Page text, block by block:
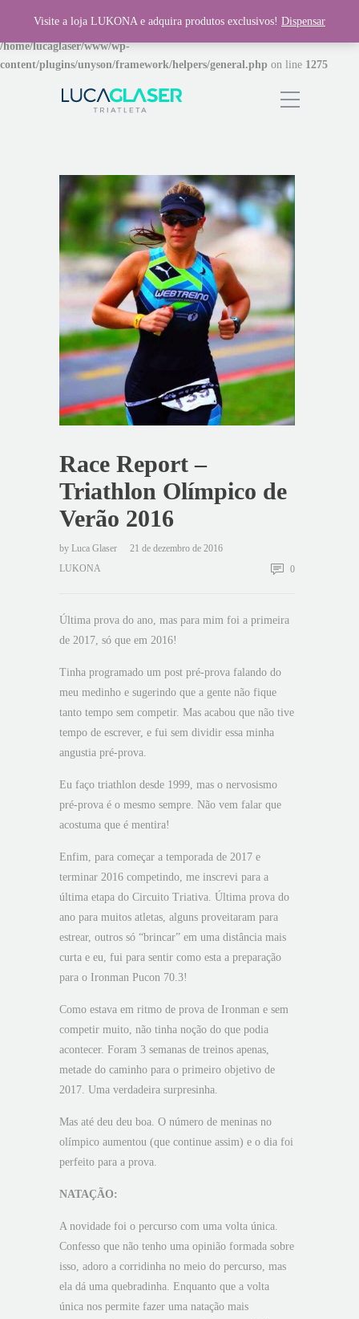
Warning: Invalid argument supplied for foreach() in
/home/lucaglaser/www/wp-
content/plugins/unyson/framework/helpers/general.php on line 1275
Race Report –
Triathlon Olímpico de
Verão 2016
by Luca Glaser
21 de dezembro de 2016
LUKONA
0
Última prova do ano, mas para mim foi a primeira
de 2017, só que em 2016!
Tinha programado um post pré-prova falando do
meu medinho e sugerindo que a gente não fique
tanto tempo sem competir. Mas acabou que não tive
tempo de escrever, e fui sem dividir essa minha
angustia pré-prova.
Eu faço triathlon desde 1999, mas o nervosismo
pré-prova é o mesmo sempre. Não vem falar que
acostuma que é mentira!
Enfim, para começar a temporada de 2017 e
terminar 2016 competindo, me inscrevi para a
última etapa do Circuito Triativa. Última prova do
ano para muitos atletas, alguns proveitaram para
estrear, outros só “brincar” em uma distância mais
curta e eu, fui para sentir como esta a preparação
para o Ironman Pucon 70.3!
Como estava em ritmo de prova de Ironman e sem
competir muito, não tinha noção do que podia
acontecer. Foram 3 semanas de treinos apenas,
metade do caminho para o primeiro objetivo de
2017. Uma verdadeira surpresinha.
Mas até deu deu boa. O número de meninas no
olímpico aumentou (que continue assim) e o dia foi
perfeito para a prova.
NATAÇÃO:
A novidade foi o percurso com uma volta única.
Confesso que não tenho uma opinião formada sobre
isso, adoro a corridinha no meio do percurso, mas
ela dá uma quebradinha. Enquanto que a volta
única nos permite fazer uma natação mais
Visite a loja LUKONA e adquira produtos exclusivos! Dispensar